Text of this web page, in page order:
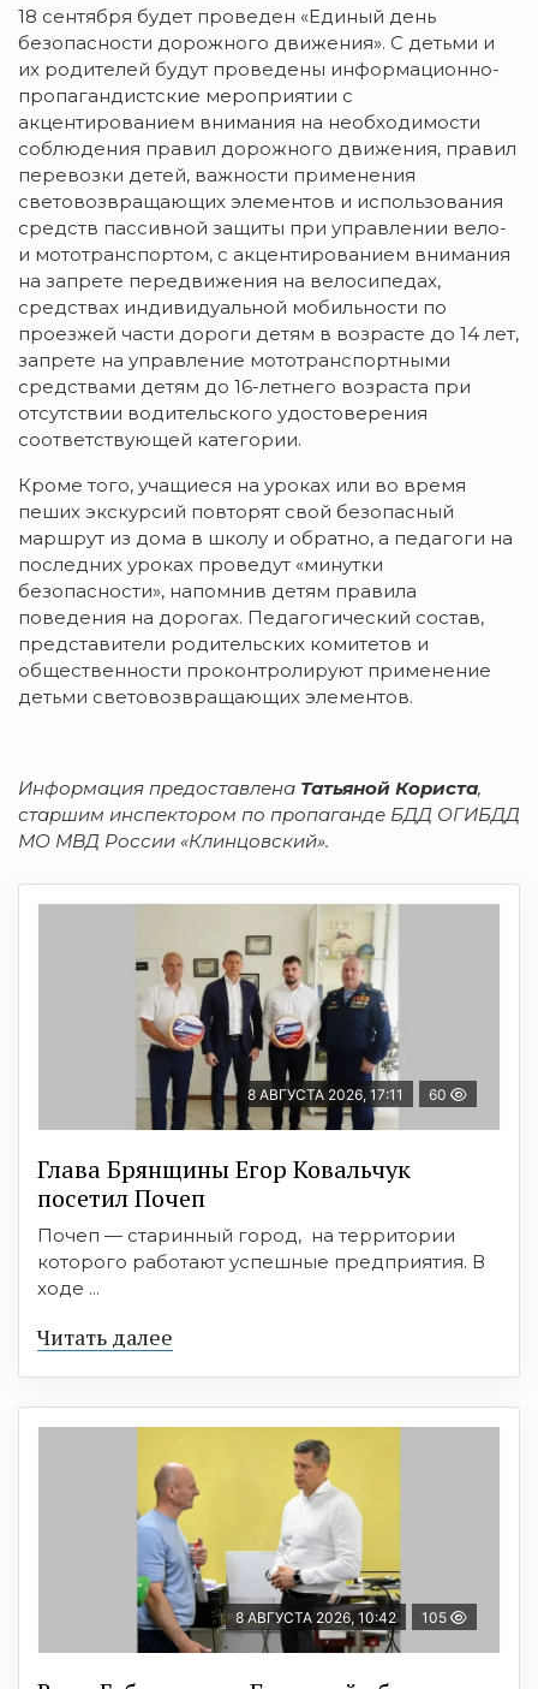
18 сентября будет проведен «Единый день
безопасности дорожного движения». С детьми и
их родителей будут проведены информационно-
пропагандистские мероприятии с
акцентированием внимания на необходимости
соблюдения правил дорожного движения, правил
перевозки детей, важности применения
световозвращающих элементов и использования
средств пассивной защиты при управлении вело-
и мототранспортом, с акцентированием внимания
на запрете передвижения на велосипедах,
средствах индивидуальной мобильности по
проезжей части дороги детям в возрасте до 14 лет,
запрете на управление мототранспортными
средствами детям до 16-летнего возраста при
отсутствии водительского удостоверения
соответствующей категории.
Кроме того, учащиеся на уроках или во время
пеших экскурсий повторят свой безопасный
маршрут из дома в школу и обратно, а педагоги на
последних уроках проведут «минутки
безопасности», напомнив детям правила
поведения на дорогах. Педагогический состав,
представители родительских комитетов и
общественности проконтролируют применение
детьми световозвращающих элементов.
Информация предоставлена Татьяной Користа,
старшим инспектором по пропаганде БДД ОГИБДД
МО МВД России «Клинцовский».
8 АВГУСТА 2026, 17:11 60
Глава Брянщины Егор Ковальчук
посетил Почеп
Почеп — старинный город, на территории
которого работают успешные предприятия. В
ходе ...
Читать далее
8 АВГУСТА 2026, 10:42 105